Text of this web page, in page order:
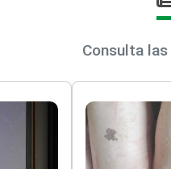
Consulta